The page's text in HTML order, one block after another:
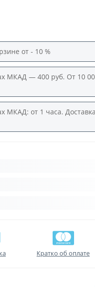
от - 10 %
МКАД — 400 руб. От 10
МКАД: от 1 часа.
Кратко об оплате